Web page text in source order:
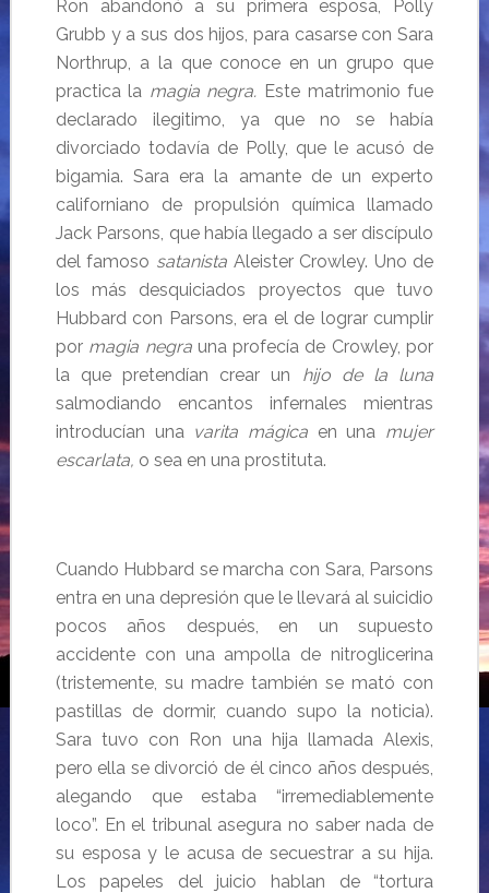
Ron abandonó a su primera esposa, Polly
Grubb y a sus dos hijos, para casarse con Sara
Northrup, a la que conoce en un grupo que
practica la magia negra. Este matrimonio fue
declarado ilegitimo, ya que no se había
divorciado todavía de Polly, que le acusó de
bigamia. Sara era la amante de un experto
californiano de propulsión química llamado
Jack Parsons, que había llegado a ser discípulo
del famoso satanista Aleister Crowley. Uno de
los más desquiciados proyectos que tuvo
Hubbard con Parsons, era el de lograr cumplir
por magia negra una profecía de Crowley, por
la que pretendían crear un hijo de la luna
salmodiando encantos infernales mientras
introducían una varita mágica en una mujer
escarlata, o sea en una prostituta.
Cuando Hubbard se marcha con Sara, Parsons
entra en una depresión que le llevará al suicidio
pocos años después, en un supuesto
accidente con una ampolla de nitroglicerina
(tristemente, su madre también se mató con
pastillas de dormir, cuando supo la noticia).
Sara tuvo con Ron una hija llamada Alexis,
pero ella se divorció de él cinco años después,
alegando que estaba “irremediablemente
loco”. En el tribunal asegura no saber nada de
su esposa y le acusa de secuestrar a su hija.
Los papeles del juicio hablan de “tortura